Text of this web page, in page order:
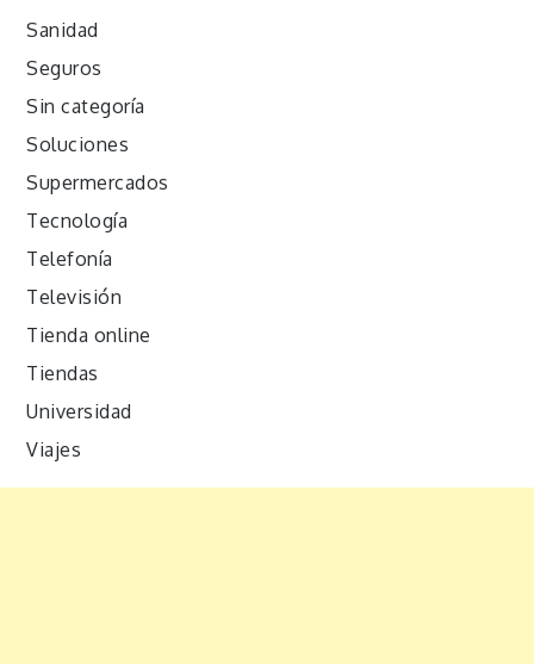
Sanidad
Seguros
Sin categoría
Soluciones
Supermercados
Tecnología
Telefonía
Televisión
Tienda online
Tiendas
Universidad
Viajes